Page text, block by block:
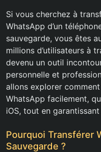
Si vous cherchez à
WhatsApp d’un
sauvegarde, vous êtes
millions d’utilisateurs à
devenu un outil
personnelle et
allons explorer
WhatsApp facilement,
iOS, tout en
Pourquoi Transférer
Sauvegarde ?